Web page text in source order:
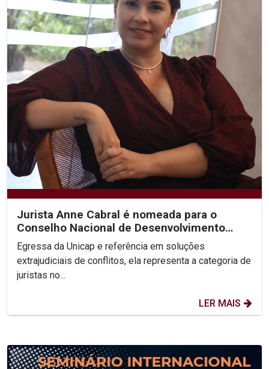
Jurista Anne Cabral é nomeada para o
Conselho Nacional de Desenvolvimento
Social Sustentável
Egressa da Unicap e referência em soluções
extrajudiciais de conflitos, ela representa a categoria de
juristas no...
LER MAIS